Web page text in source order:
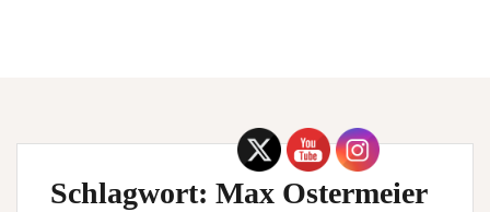
Schlagwort: Max Ostermeier